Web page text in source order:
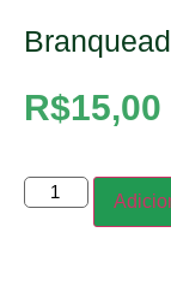
R$15,00